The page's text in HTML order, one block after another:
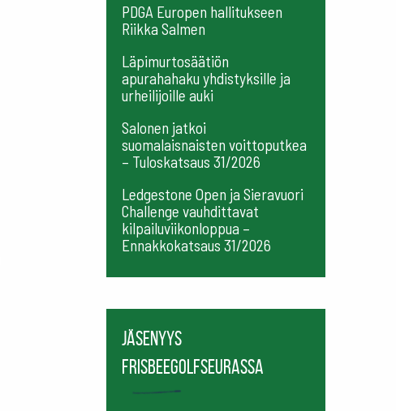
PDGA Europen hallitukseen
Riikka Salmen
Läpimurtosäätiön
apurahahaku yhdistyksille ja
urheilijoille auki
Salonen jatkoi
suomalaisnaisten voittoputkea
– Tuloskatsaus 31/2026
Ledgestone Open ja Sieravuori
Challenge vauhdittavat
kilpailuviikonloppua –
Ennakkokatsaus 31/2026
Jäsenyys
frisbeegolfseurassa